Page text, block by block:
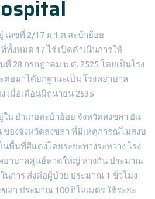
ลขที่ 2/17 ม.1 ต.สะบ้าย้อย
ทั้งหมด 17 ไร่ เปิดดำเนินการให้
28 กรกฎาคม พ.ศ. 2525 โดยเป็นโรง
ต่อมาได้ยกฐานะเป็น โรงพยาบาล
เมื่อเดือนมิถุนายน 2535
น อำเภอสะบ้าย้อย จังหวัดสงขลา อัน
ของจังหวัดสงขลา ที่มีเหตุการณ์ไม่สงบ
พื้นที่สีแดงโดยระยะทางระหว่าง โรง
ยาบาลศูนย์หาดใหญ่ ห่างกัน ประมาณ
ในการ ส่งต่อผู้ป่วย ประมาณ 1 ขั่วโมง
ลา ประมาณ 100 กิโลเมตร ใช้ระยะ